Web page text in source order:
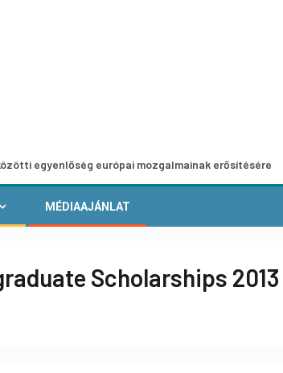
európai mozgalmainak erősítésére
MÉDIAAJÁNLAT
Scholarships 2013